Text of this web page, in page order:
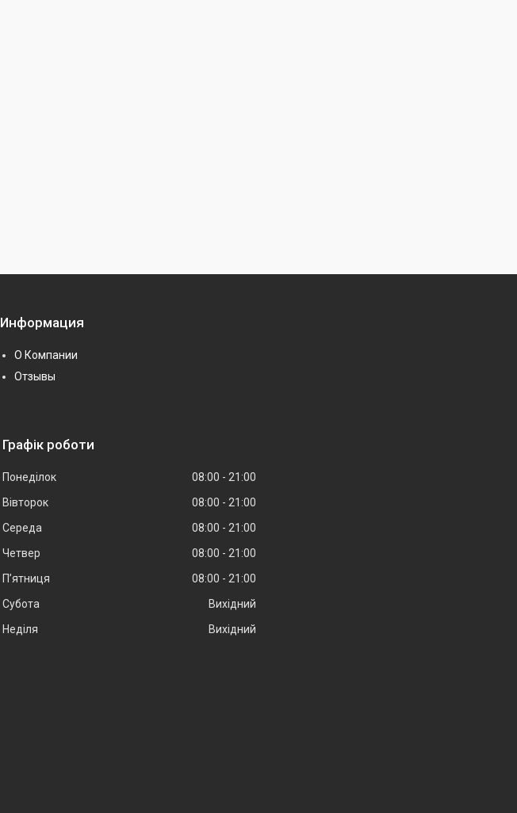
Информация
О Компании
Отзывы
Графік роботи
Понеділок 08:00
21:00
Вівторок
08:00
21:00
Середа
08:00
21:00
Четвер
08:00
21:00
Пʼятниця
08:00
21:00
Субота
Вихідний
Неділя
Вихідний